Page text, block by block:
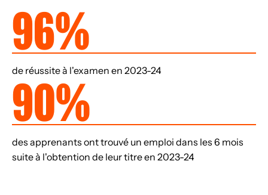
96%
de réussite à l'examen en 2023-24
90%
des apprenants ont trouvé un emploi dans les 6 mois
suite à l'obtention de leur titre en 2023-24